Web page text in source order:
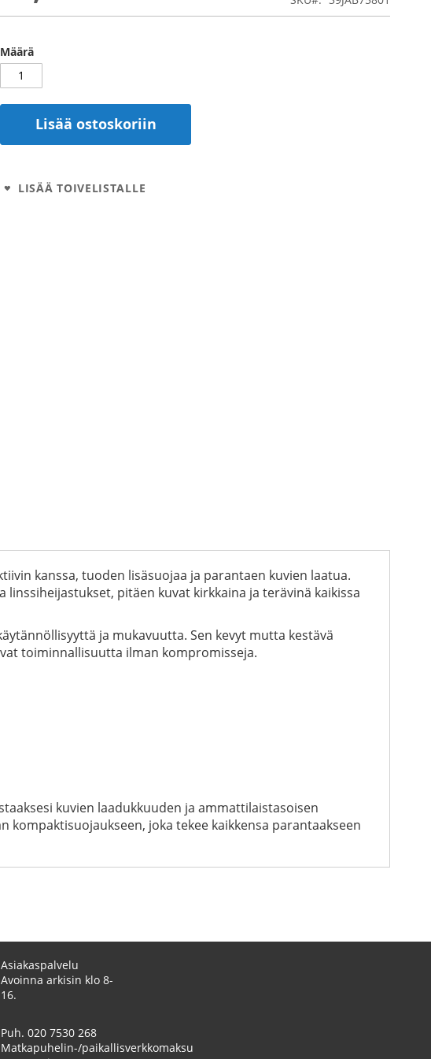
Määrä
Lisää ostoskoriin
LISÄÄ TOIVELISTALLE
kanssa, tuoden lisäsuojaa ja parantaen kuvien laatua.
pitäen kuvat kirkkaina ja terävinä kaikissa
ja mukavuutta. Sen kevyt mutta kestävä
toiminnallisuutta ilman kompromisseja.
kuvien laadukkuuden ja ammattilaistasoisen
joka tekee kaikkensa parantaakseen
Asiakaspalvelu
Avoinna arkisin klo 8-
16.
Puh. 020 7530 268
Matkapuhelin-/paikallisverkkomaksu